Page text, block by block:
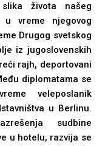
života našeg
u vreme njegovog
Drugog svetskog
iz jugoslovenskih
rajh, deportovani
diplomatama se
veleposlanik
u Berlinu.
sudbine
u hotelu, razvija se